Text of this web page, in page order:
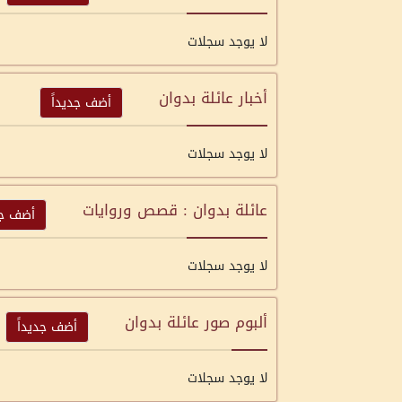
لا يوجد سجلات
أخبار عائلة بدوان أضف جديداً
لا يوجد سجلات
عائلة بدوان : قصص وروايات أضف
لا يوجد سجلات
ألبوم صور عائلة بدوان أضف جديداً
لا يوجد سجلات